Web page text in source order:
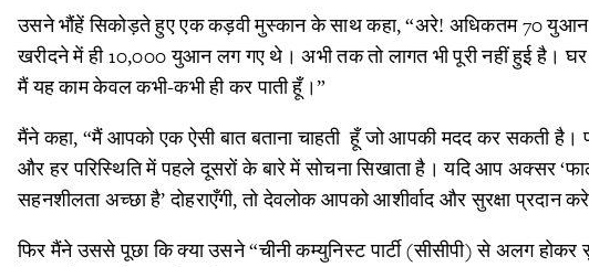
उसने भौंहें सिकोड़ते हुए एक कड़वी मुस्कान के साथ कहा, “अरे! अधिकतम 70 युआन
खरीदने में ही 10,000 युआन लग गए थे। अभी तक तो लागत भी पूरी नहीं हुई है। घर
मैं यह काम केवल कभी-कभी ही कर पाती हूँ।”
मैंने कहा, “मैं आपको एक ऐसी बात बताना चाहती हूँ जो आपकी मदद कर सकती है।
और हर परिस्थिति में पहले दूसरों के बारे में सोचना सिखाता है। यदि आप अक्सर
सहनशीलता अच्छा है’ दोहराएँगी, तो देवलोक आपको आशीर्वाद और सुरक्षा प्रदान
फिर मैंने उससे पूछा कि क्या उसने “चीनी कम्युनिस्ट पार्टी (सीसीपी) से अलग होकर